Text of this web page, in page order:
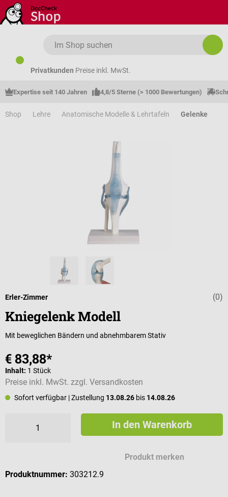
Zum Hauptinhalt springen
Privatkunden Preise inkl. MwSt.
Expertise seit 140 Jahren 4,8/5 Sterne (> 1000 Bewertungen)
Shop Lehre Anatomische Modelle & Lehrtafeln Gelenke
(0)
Erler-Zimmer
Kniegelenk Modell
Mit beweglichen Bändern und abnehmbarem Stativ
€ 83,88*
Inhalt: 1 Stück
Preise inkl. MwSt. zzgl. Versandkosten
Sofort verfügbar | Zustellung 13.08.26 bis 14.08.26
In den Warenkorb
Produkt merken
Produktnummer: 303212.9